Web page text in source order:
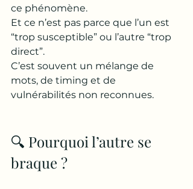
ce phénomène.
Et ce n’est pas parce que l’un est
“trop susceptible” ou l’autre “trop
direct”.
C’est souvent un mélange de
mots, de timing et de
vulnérabilités non reconnues.
🔍 Pourquoi l’autre se
braque ?